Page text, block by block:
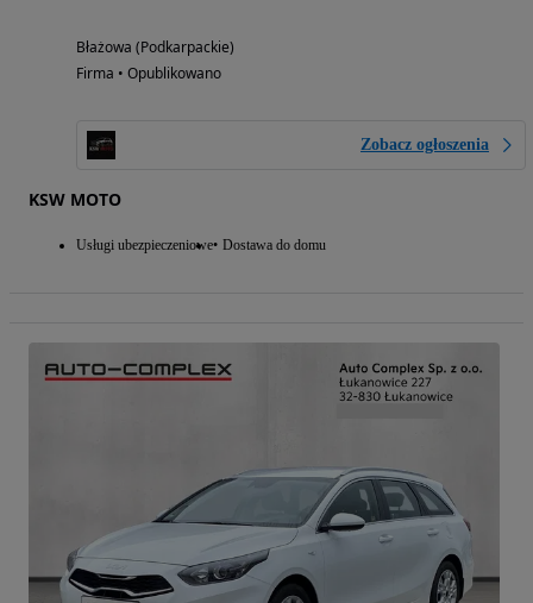
Błażowa (Podkarpackie)
Firma • Opublikowano
Zobacz ogłoszenia
KSW MOTO
Usługi ubezpieczeniowe Dostawa do domu